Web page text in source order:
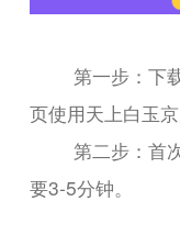
第一步：下
页使用天上白玉京
第二步：首
要3-5分钟。